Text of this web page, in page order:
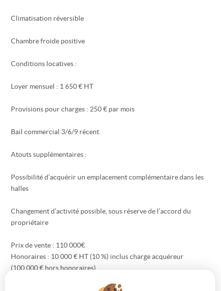
Climatisation réversible
Chambre froide positive
Conditions locatives :
Loyer mensuel : 1 650 € HT
Provisions pour charges : 250 € par mois
Bail commercial 3/6/9 récent
Atouts supplémentaires :
Possibilité d’acquérir un emplacement complémentaire dans les
halles
Changement d’activité possible, sous réserve de l’accord du
propriétaire
Prix de vente : 110 000€
Honoraires : 10 000 € HT (10 %) inclus charge acquéreur
(100 000 € hors honoraires)